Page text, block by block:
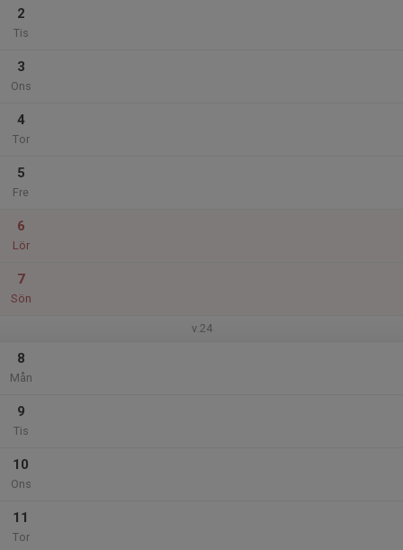
2
Tis
3
Ons
4
Tor
5
Fre
6
Lör
7
Sön
v.24
8
Mån
9
Tis
10
Ons
11
Tor